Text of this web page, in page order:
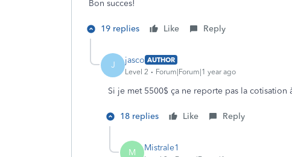
Bon succes!
19 replies Like Reply
J jasco AUTHOR
Level 2
Forum|Forum|1 year ago
Si je met 5500$ ça ne reporte pas la
18 replies Like Reply
M Mistrale1